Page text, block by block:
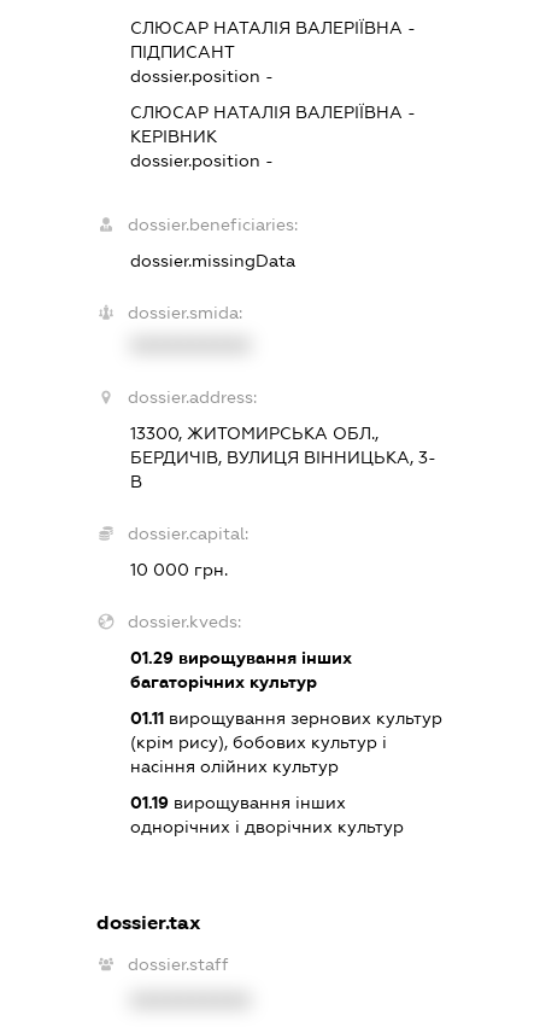
СЛЮСАР НАТАЛІЯ ВАЛЕРІЇВНА -
ПІДПИСАНТ
dossier.position -
СЛЮСАР НАТАЛІЯ ВАЛЕРІЇВНА -
КЕРІВНИК
dossier.position -
dossier.beneficiaries:
dossier.missingData
dossier.smida:
dossier.address:
13300, ЖИТОМИРСЬКА ОБЛ.,
БЕРДИЧІВ, ВУЛИЦЯ ВІННИЦЬКА, 3-
В
dossier.capital:
10 000 грн.
dossier.kveds:
01.29 вирощування інших
багаторічних культур
01.11 вирощування зернових культур
(крім рису), бобових культур і
насіння олійних культур
01.19 вирощування інших
однорічних і дворічних культур
dossier.tax
dossier.staff